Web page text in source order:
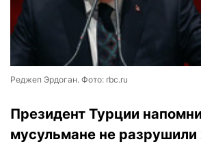
Реджеп Эрдоган. Фото: rbc.ru
Президент Турции
мусульмане не разрушили